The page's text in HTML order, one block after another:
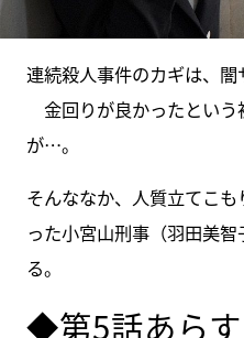
連続殺人事件のカギは、
金回りが良かったとい
が…。
そんななか、人質立てこ
った小宮山刑事（羽田美
る。
◆第5話あら